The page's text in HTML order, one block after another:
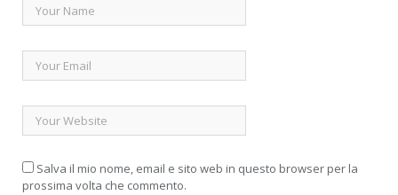
Salva il mio nome, email e sito web in questo browser per la
prossima volta che commento.